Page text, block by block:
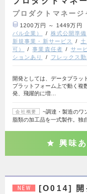
プロダクトマネージ
1200万円 ～ 1449万円
バル企業）
株式公開準備
新規事業・新サービス
可）
事業責任者 サー
ションあり
フレックス勤
開発としては、データプラッ
プラットフォーム上で動く複
発、飛躍的に増…
会社概要
~調達・製造の
脂類の加工品を一式製作。独
興味あ
NEW
[O014] 開